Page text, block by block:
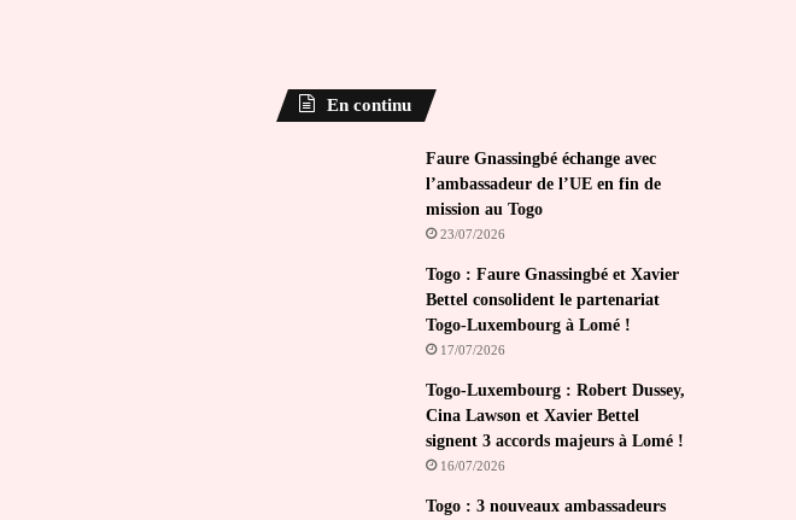
En continu
Faure Gnassingbé échange avec
l’ambassadeur de l’UE en fin de
mission au Togo
23/07/2026
Togo : Faure Gnassingbé et Xavier
Bettel consolident le partenariat
Togo-Luxembourg à Lomé !
17/07/2026
Togo-Luxembourg : Robert Dussey,
Cina Lawson et Xavier Bettel
signent 3 accords majeurs à Lomé !
16/07/2026
Togo : 3 nouveaux ambassadeurs